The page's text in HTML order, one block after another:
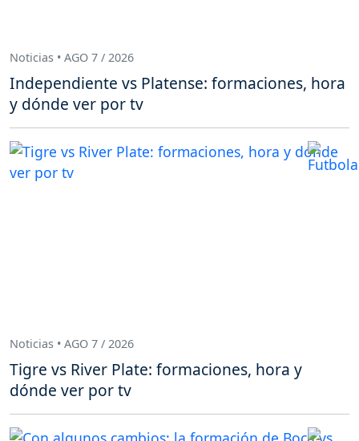
Noticias • AGO 7 / 2026
Independiente vs Platense: formaciones, hora
y dónde ver por tv
Noticias • AGO 7 / 2026
Tigre vs River Plate: formaciones, hora y
dónde ver por tv